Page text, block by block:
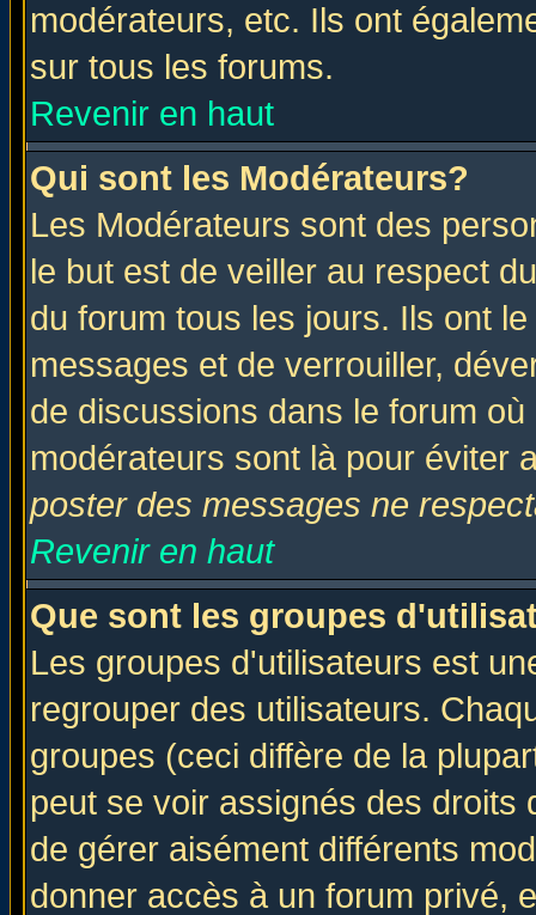
modérateurs, etc. Ils ont
sur tous les forums.
Revenir en haut
Qui sont les Modérateurs?
Les Modérateurs sont des
le but est de veiller au respect
du forum tous les jours. Ils ont
messages et de verrouiller,
de discussions dans le forum
modérateurs sont là pour éviter
poster des messages ne
Revenir en haut
Que sont les groupes
Les groupes d'utilisateurs est
regrouper des utilisateurs.
groupes (ceci diffère de la
peut se voir assignés des
de gérer aisément différents
donner accès à un forum privé,